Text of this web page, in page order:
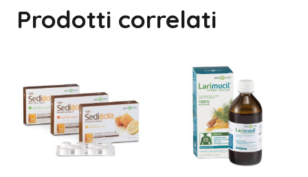
Prodotti correlati